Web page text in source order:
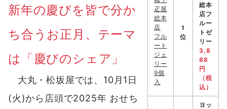
新年の慶びを皆で分か
ち合うお正月、テーマ
は「慶びのシェア」
大丸・松坂屋では、10月1日
(火)から店頭で2025年 おせち
1
位
総本
店フ
ルー
トゼ
リー
3,8
88
円
（税
込）
ヨッ